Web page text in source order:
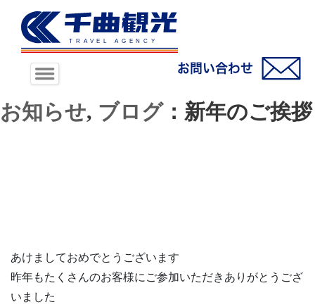
お知らせ, ブログ：新年のご挨拶
あけましておめでとうございます
昨年もたくさんのお客様にご参加いただきありがとうござ
いました